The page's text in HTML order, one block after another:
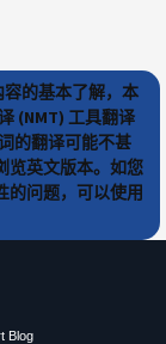
的基本了解，本
(NMT) 工具翻译
的翻译可能不甚
览英文版本。如您
的问题，可以使用
Blog